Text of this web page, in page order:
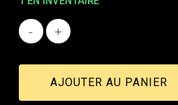
AJOUTER AU PANIER